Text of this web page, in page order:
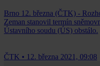
Brno 12. března (ČTK) -
Zeman stanovil termín
Ústavního soudu (ÚS) obstálo.
ČTK • 12. března 2021, 09:08